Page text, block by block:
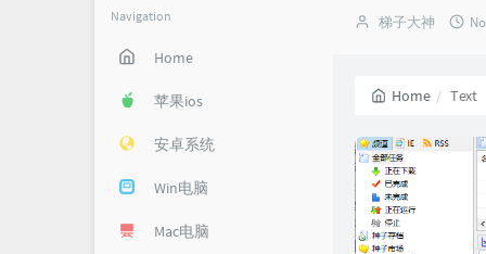
Navigation
Home
苹果ios
安卓系统
Win电脑
Mac电脑
Author：
梯子大神
发
Home Text